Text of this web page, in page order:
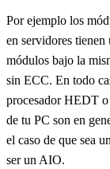
Por ejemplo los
en servidores
módulos bajo la
sin ECC. En todo
procesador HEDT
de tu PC son en
el caso de que sea
ser un AIO.